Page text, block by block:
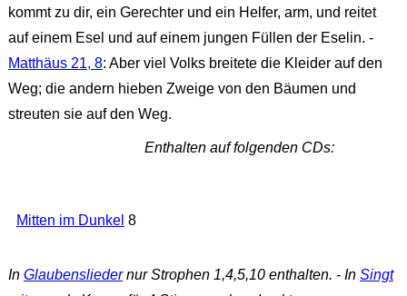
kommt zu dir, ein Gerechter und ein Helfer, arm, und reitet
auf einem Esel und auf einem jungen Füllen der Eselin. -
Matthäus 21, 8: Aber viel Volks breitete die Kleider auf den
Weg; die andern hieben Zweige von den Bäumen und
streuten sie auf den Weg.
Enthalten auf folgenden CDs:
Mitten im Dunkel 8
In Glaubensliedernur Strophen 1,4,5,10 enthalten. - In Singt